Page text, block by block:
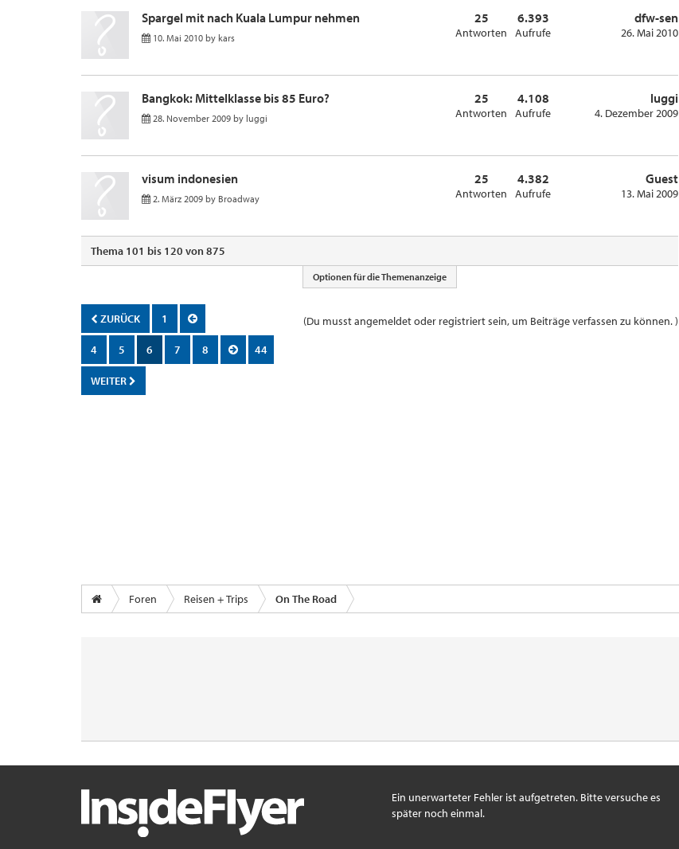
Spargel mit nach Kuala Lumpur nehmen
10. Mai 2010 by kars
25
Antworten
6.393
Aufrufe
dfw-sen
26. Mai 2010
Bangkok: Mittelklasse bis 85 Euro?
28. November 2009 by luggi
25
Antworten
4.108
Aufrufe
luggi
4. Dezember 2009
visum indonesien
2. März 2009 by Broadway
25
Antworten
4.382
Aufrufe
Guest
13. Mai 2009
Thema 101 bis 120 von 875
Optionen für die Themenanzeige
(Du musst angemeldet oder registriert sein, um Beiträge verfassen zu können. )
ZURÜCK 1
4 5 6 7 8 44
WEITER
Foren Reisen + Trips On The Road
Ein unerwarteter Fehler ist aufgetreten. Bitte versuche es
später noch einmal.